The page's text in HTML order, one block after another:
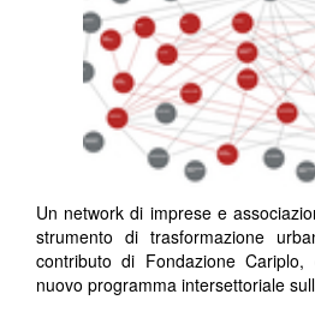
Un network di imprese e
strumento di trasformazione
contributo di Fondazione
nuovo programma intersettoriale